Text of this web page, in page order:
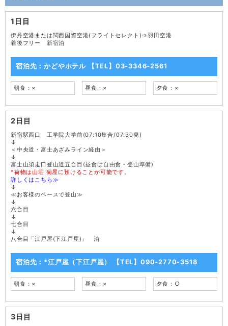
1日目
伊丹空港または関西国際空港(フライトセレクト)⇒羽田空港
着後フリー 新宿泊
宿泊先：かどやホテル 【TEL】03-3346-2561
朝食：× 昼食：× 夕食：×
2日目
新宿駅西口 工学院大学前(07:10集合/07:30発)
↓
＜中央道・富士あざみライン経由＞
↓
富士山須走口登山道五合目(昼食は自由食・登山準備)
*荷物は山荘 菊屋に預けることが可能です。
詳しくはこちら≫
↓
≪お客様のペースで登山≫
↓
六合目
↓
七合目
↓
八合目「江戸屋(下江戸屋)」 泊
宿泊先：*江戸屋（下江戸屋） 【TEL】090-2770-3518
朝食：× 昼食：× 夕食：○
3日目